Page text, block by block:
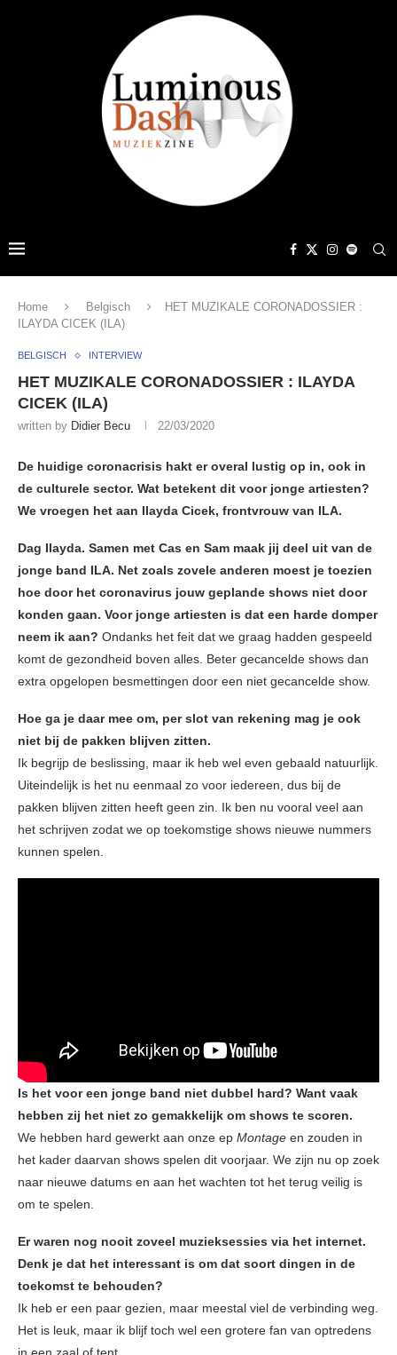
Home Belgisch
HET MUZIKALE CORONADOSSIER :
ILAYDA CICEK (ILA)
BELGISCH INTERVIEW
HET MUZIKALE CORONADOSSIER : ILAYDA
CICEK (ILA)
written by Didier Becu 22/03/2020
De huidige coronacrisis hakt er overal lustig op in, ook in
de culturele sector. Wat betekent dit voor jonge artiesten?
We vroegen het aan Ilayda Cicek, frontvrouw van ILA.
Dag Ilayda. Samen met Cas en Sam maak jij deel uit van de
jonge band ILA. Net zoals zovele anderen moest je toezien
hoe door het coronavirus jouw geplande shows niet door
konden gaan. Voor jonge artiesten is dat een harde domper
neem ik aan? Ondanks het feit dat we graag hadden gespeeld
komt de gezondheid boven alles. Beter gecancelde shows dan
extra opgelopen besmettingen door een niet gecancelde show.
Hoe ga je daar mee om, per slot van rekening mag je ook
niet bij de pakken blijven zitten.
Ik begrijp de beslissing, maar ik heb wel even gebaald natuurlijk.
Uiteindelijk is het nu eenmaal zo voor iedereen, dus bij de
pakken blijven zitten heeft geen zin. Ik ben nu vooral veel aan
het schrijven zodat we op toekomstige shows nieuwe nummers
kunnen spelen.
Is het voor een jonge band niet dubbel hard? Want vaak
hebben zij het niet zo gemakkelijk om shows te scoren.
We hebben hard gewerkt aan onze ep Montage en zouden in
het kader daarvan shows spelen dit voorjaar. We zijn nu op zoek
naar nieuwe datums en aan het wachten tot het terug veilig is
om te spelen.
Er waren nog nooit zoveel muzieksessies via het internet.
Denk je dat het interessant is om dat soort dingen in de
toekomst te behouden?
Ik heb er een paar gezien, maar meestal viel de verbinding weg.
Het is leuk, maar ik blijf toch wel een grotere fan van optredens